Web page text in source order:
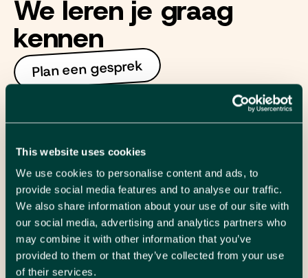
This website uses cookies
We use cookies to personalise content and ads, to
provide social media features and to analyse our traffic.
We also share information about your use of our site with
our social media, advertising and analytics partners who
may combine it with other information that you’ve
provided to them or that they’ve collected from your use
of their services.
We leren je graag
kennen
Plan een gesprek
We luisteren, denken mee en maken het
concreet. Neem gerust contact op voor
een vrijblijvende kennismaking.
Hélène Verhenne
digitaal project marketeer
Maak een afspraak